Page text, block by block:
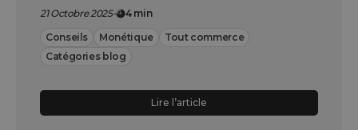
21 Octobre 2025-
4 min
Conseils
Monétique
Tout commerce
Catégories blog
Lire l’article